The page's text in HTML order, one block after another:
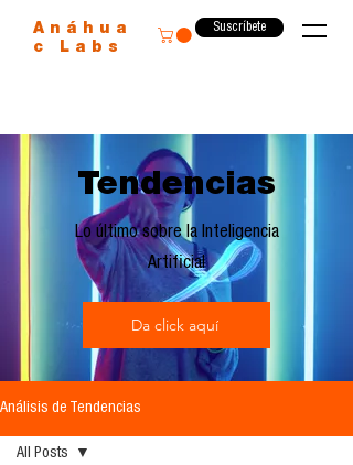
Anáhua
c Labs
Suscríbete
Tendencias
Lo último sobre la Inteligencia
Artificial
Da click aquí
Análisis de Tendencias
All Posts